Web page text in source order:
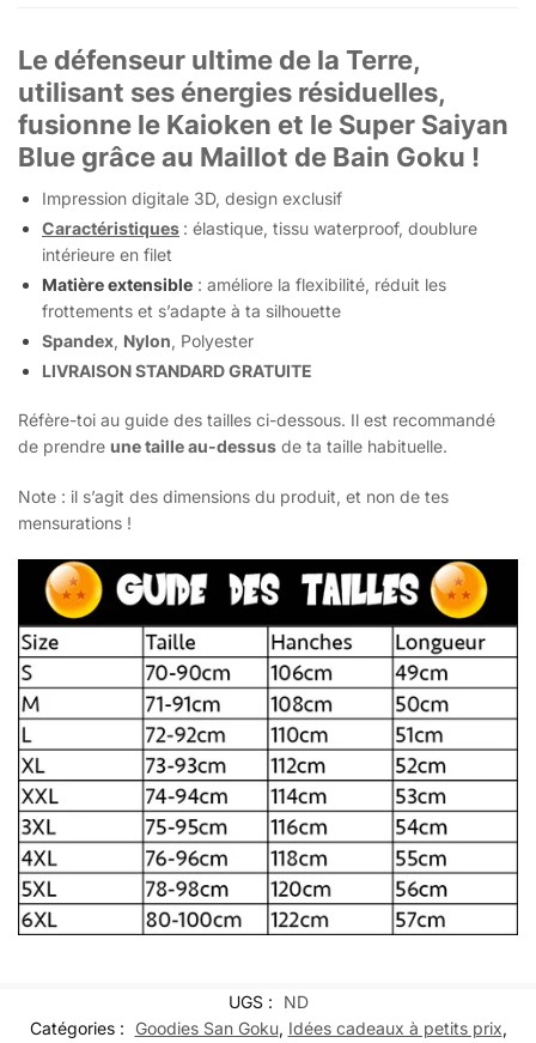
Le défenseur ultime de la Terre,
utilisant ses énergies résiduelles,
fusionne le Kaioken et le Super Saiyan
Blue grâce au Maillot de Bain Goku !
Impression digitale 3D, design exclusif
Caractéristiques : élastique, tissu waterproof, doublure
intérieure en filet
Matière extensible : améliore la flexibilité, réduit les
frottements et s’adapte à ta silhouette
Spandex, Nylon, Polyester
LIVRAISON STANDARD GRATUITE
Réfère-toi au guide des tailles ci-dessous. Il est recommandé
de prendre une taille au-dessus de ta taille habituelle.
Note : il s’agit des dimensions du produit, et non de tes
mensurations !
UGS :
ND
Catégories :
Goodies San Goku, Idées cadeaux à petits prix,